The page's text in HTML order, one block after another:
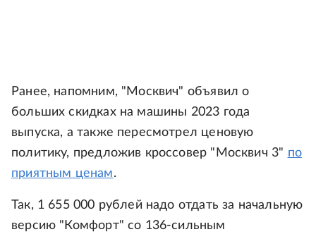
Ранее, напомним, "Москвич" объявил о
больших скидках на машины 2023 года
выпуска, а также пересмотрел ценовую
политику, предложив кроссовер "Москвич 3" по
приятным ценам.
Так, 1 655 000 рублей надо отдать за начальную
версию "Комфорт" со 136-сильным